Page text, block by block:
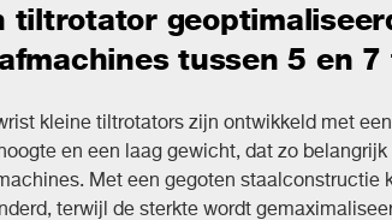
tiltrotator
tussen 5 en 7
kleine tiltrotators zijn ontwikkeld met
en een laag gewicht, dat zo
Met een gegoten staalconstructie
terwijl de sterkte wordt